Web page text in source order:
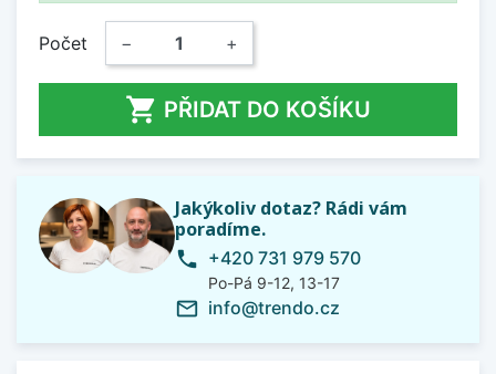
Počet − +
 PŘIDAT DO KOŠÍKU
Jakýkoliv dotaz? Rádi vám
poradíme.
phone +420 731 979 570
Po-Pá 9-12, 13-17
mail_outline info@trendo.cz